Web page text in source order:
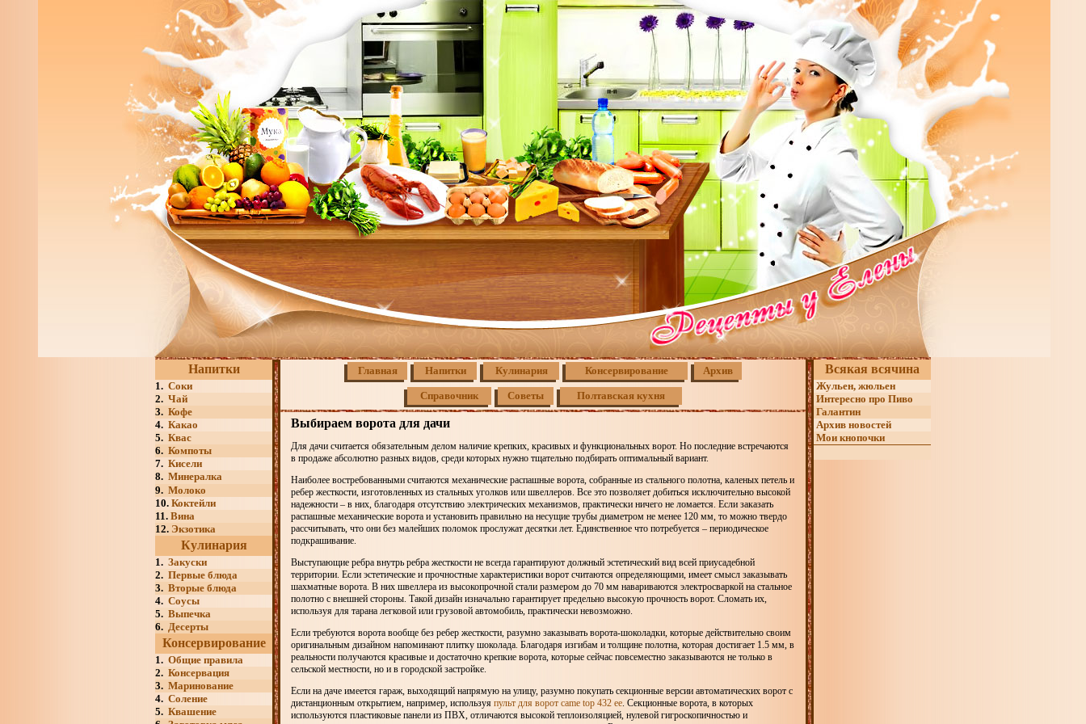
Напитки
1. Соки
2. Чай
3. Кофе
4. Какао
5. Квас
6. Компоты
7. Кисели
8. Минералка
9. Молоко
10. Коктейли
11. Вина
12. Экзотика
Кулинария
1. Закуски
2. Первые блюда
3. Вторые блюда
4. Соусы
5. Выпечка
6. Десерты
Консервирование
1. Общие правила
2. Консервация
3. Маринование
4. Соление
5. Квашение
Главная Напитки Кулинария Консервирование Архив
Справочник Советы Полтавская кухня
Выбираем ворота для дачи
Для дачи считается обязательным делом наличие крепких, красивых и функциональных ворот. Но последние встречаются
в продаже абсолютно разных видов, среди которых нужно тщательно подбирать оптимальный вариант.
Наиболее востребованными считаются механические распашные ворота, собранные из стального полотна, каленых петель и
ребер жесткости, изготовленных из стальных уголков или швеллеров. Все это позволяет добиться исключительно высокой
надежности – в них, благодаря отсутствию электрических механизмов, практически ничего не ломается. Если заказать
распашные механические ворота и установить правильно на несущие трубы диаметром не менее 120 мм, то можно твердо
рассчитывать, что они без малейших поломок прослужат десятки лет. Единственное что потребуется – периодическое
подкрашивание.
Выступающие ребра внутрь ребра жесткости не всегда гарантируют должный эстетический вид всей приусадебной
территории. Если эстетические и прочностные характеристики ворот считаются определяющими, имеет смысл заказывать
шахматные ворота. В них швеллера из высокопрочной стали размером до 70 мм навариваются электросваркой на стальное
полотно с внешней стороны. Такой дизайн изначально гарантирует предельно высокую прочность ворот. Сломать их,
используя для тарана легковой или грузовой автомобиль, практически невозможно.
Если требуются ворота вообще без ребер жесткости, разумно заказывать ворота-шоколадки, которые действительно своим
оригинальным дизайном напоминают плитку шоколада. Благодаря изгибам и толщине полотна, которая достигает 1.5 мм, в
реальности получаются красивые и достаточно крепкие ворота, которые сейчас повсеместно заказываются не только в
сельской местности, но и в городской застройке.
Если на даче имеется гараж, выходящий напрямую на улицу, разумно покупать секционные версии автоматических ворот с
дистанционным открытием, например, используя пульт для ворот came top 432 ee. Секционные ворота, в которых
используются пластиковые панели из ПВХ, отличаются высокой теплоизоляцией, нулевой гигроскопичностью и
Всякая всячина
Жульен, жюльен
Интересно про Пиво
Галантин
Архив новостей
Мои кнопочки